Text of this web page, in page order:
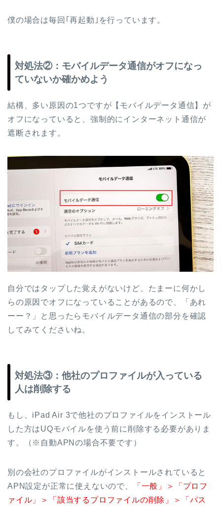
僕の場合は毎回｢再起動｣を行っています。
対処法②：モバイルデータ通信がオフになっ
ていないか確かめよう
結構、多い原因の1つですが【モバイルデータ通信】が
オフになっていると、強制的にインターネット通信が
遮断されます。
自分ではタップした覚えがないけど、たまーに何かし
らの原因でオフになっていることがあるので、「あれ
ーー？」と思ったらモバイルデータ通信の部分を確認
してみてくださいね。
対処法③：他社のプロファイルが入っている
人は削除する
もし、iPad Air 3で他社のプロファイルをインストール
した方はUQモバイルを使う前に削除する必要がありま
す。（※自動APNの場合不要です）
別の会社のプロファイルがインストールされていると
APN設定が正常に使えないので、
「一般」＞「プロフ
ァイル」＞「該当するプロファイルの削除」＞「パス